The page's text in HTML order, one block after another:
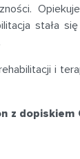
stała
i
z dopiskiem